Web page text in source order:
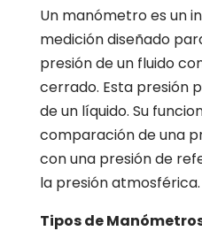
Un manómetro es un
medición diseñado
presión de un fluido
cerrado. Esta presión
de un líquido. Su
comparación de una
con una presión de
la presión atmosférica.
Tipos de